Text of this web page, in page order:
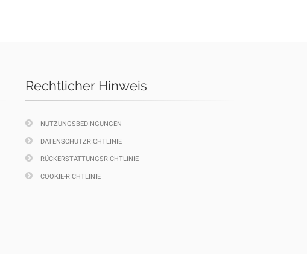
Rechtlicher Hinweis
NUTZUNGSBEDINGUNGEN
DATENSCHUTZRICHTLINIE
RÜCKERSTATTUNGSRICHTLINIE
COOKIE-RICHTLINIE